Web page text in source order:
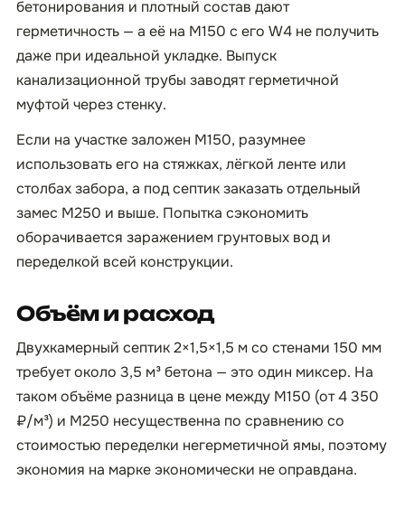
бетонирования и плотный состав дают
герметичность — а её на М150 с его W4 не получить
даже при идеальной укладке. Выпуск
канализационной трубы заводят герметичной
муфтой через стенку.
Если на участке заложен М150, разумнее
использовать его на стяжках, лёгкой ленте или
столбах забора, а под септик заказать отдельный
замес М250 и выше. Попытка сэкономить
оборачивается заражением грунтовых вод и
переделкой всей конструкции.
Объём и расход
Двухкамерный септик 2×1,5×1,5 м со стенами 150 мм
требует около 3,5 м³ бетона — это один миксер. На
таком объёме разница в цене между М150 (от 4 350
₽/м³) и М250 несущественна по сравнению со
стоимостью переделки негерметичной ямы, поэтому
экономия на марке экономически не оправдана.